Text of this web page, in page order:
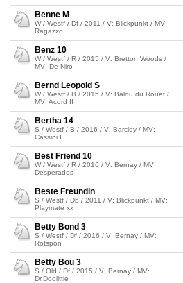
Benne M
W / Westf / Df / 2011 / V: Blickpunkt / MV:
Ragazzo
Benz 10
W / Westf / R / 2015 / V: Bretton Woods /
MV: De Niro
Bernd Leopold S
W / Westf / B / 2015 / V: Balou du Rouet /
MV: Acord II
Bertha 14
S / Westf / B / 2016 / V: Barcley / MV:
Cassini I
Best Friend 10
W / Westf / R / 2016 / V: Bernay / MV:
Desperados
Beste Freundin
S / Westf / Db / 2011 / V: Blickpunkt / MV:
Playmate xx
Betty Bond 3
S / Westf / Df / 2016 / V: Bernay / MV:
Rotspon
Betty Bou 3
S / Old / Df / 2015 / V: Bernay / MV:
Dr.Doolittle